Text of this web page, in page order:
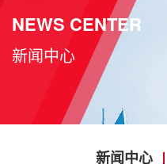
NEWS CENTER
新闻中心
新闻中心